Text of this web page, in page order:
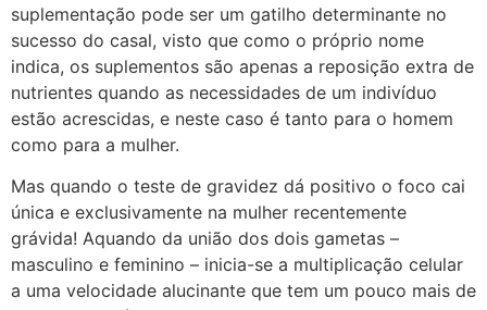
suplementação pode ser um gatilho determinante no
sucesso do casal, visto que como o próprio nome
indica, os suplementos são apenas a reposição extra de
nutrientes quando as necessidades de um indivíduo
estão acrescidas, e neste caso é tanto para o homem
como para a mulher.
Mas quando o teste de gravidez dá positivo o foco cai
única e exclusivamente na mulher recentemente
grávida! Aquando da união dos dois gametas –
masculino e feminino – inicia-se a multiplicação celular
a uma velocidade alucinante que tem um pouco mais de